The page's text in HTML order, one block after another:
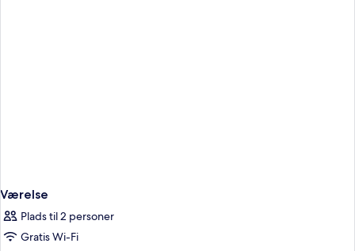
Værelse
Plads til 2 personer
Gratis Wi-Fi